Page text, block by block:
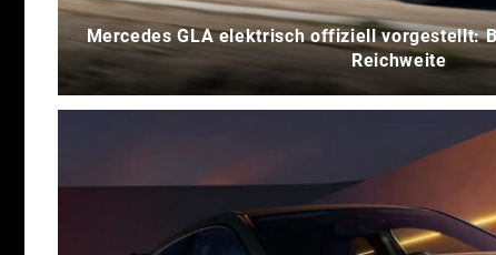
Mercedes GLA elektrisch offiziell vorgestellt:
Reichweite